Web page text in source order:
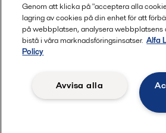
Genom att klicka på "acceptera alla
lagring av cookies på din enhet för att
på webbplatsen, analysera webbplatsens
bistå i våra marknadsföringsinsatser. Alfa
Policy
Avvisa alla